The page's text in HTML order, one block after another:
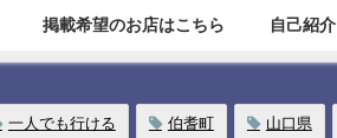
掲載希望のお店はこちら 自己紹介
一人でも行ける 伯耆町 山口県